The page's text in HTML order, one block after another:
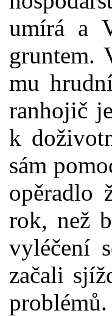
umírá a
gruntem.
mu
ranhojič
k
sám
opěradlo
rok, než
vyléčení
začali